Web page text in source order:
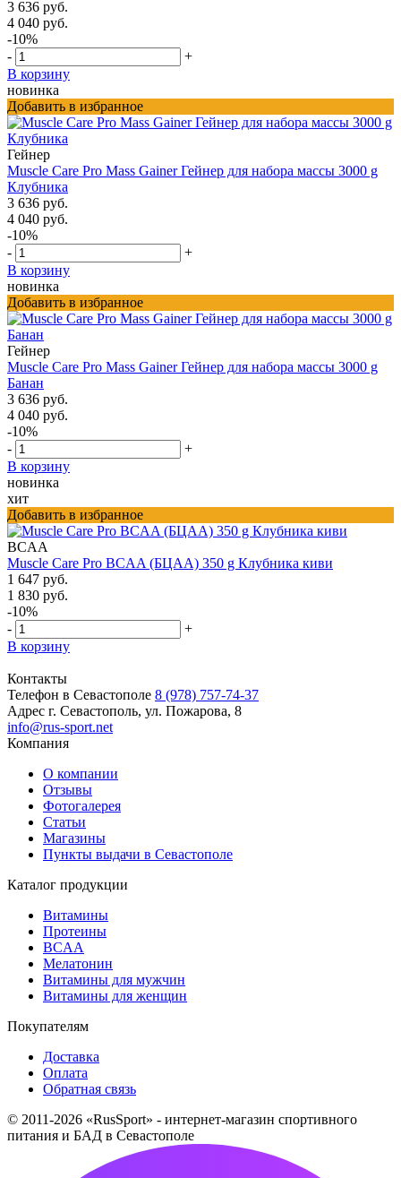
3 636 руб.
4 040 руб.
-10%
-
+
В корзину
новинка
Добавить в избранное
Гейнер
Muscle Care Pro Mass Gainer Гейнер для набора массы 3000 g
Клубника
3 636 руб.
4 040 руб.
-10%
-
+
В корзину
новинка
Добавить в избранное
Гейнер
Muscle Care Pro Mass Gainer Гейнер для набора массы 3000 g
Банан
3 636 руб.
4 040 руб.
-10%
-
+
В корзину
новинка
хит
Добавить в избранное
BCAA
Muscle Care Pro BCAA (БЦАА) 350 g Клубника киви
1 647 руб.
1 830 руб.
-10%
-
+
В корзину
Контакты
Телефон в Севастополе 8 (978) 757-74-37
Адрес г. Севастополь, ул. Пожарова, 8
info@rus-sport.net
Компания
О компании
Отзывы
Фотогалерея
Статьи
Магазины
Пункты выдачи в Севастополе
Каталог продукции
Витамины
Протеины
BCAA
Мелатонин
Витамины для мужчин
Витамины для женщин
Покупателям
Доставка
Оплата
Обратная связь
© 2011-2026 «RusSport» - интернет-магазин спортивного
питания и БАД в Севастополе